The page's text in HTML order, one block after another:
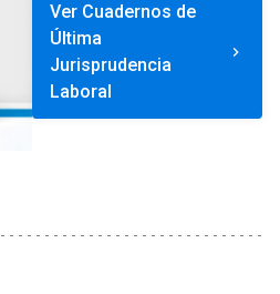
Ver Cuadernos de
Última
Jurisprudencia
Laboral
keyboard_arrow_right